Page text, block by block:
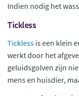
Indien nodig het
Tickless
Tickless is een klein
werkt door het
geluidsgolven zijn
mens en huisdier,